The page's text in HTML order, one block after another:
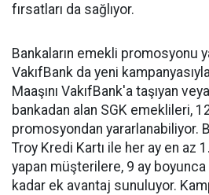
fırsatları da sağlıyor.
Bankaların emekli promosyonu
VakıfBank da yeni
Maaşını VakıfBank'a taşıyan
bankadan alan SGK emeklileri,
promosyondan yararlanabiliyor.
Troy Kredi Kartı ile her ay en az
yapan müşterilere, 9 ay
kadar ek avantaj sunuluyor.